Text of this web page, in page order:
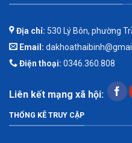
Địa chỉ: 530 Lý Bôn, phường
Email:
Điện thoại: 0346.360.808
Liên kết mạng xã hội:
THỐNG KÊ TRUY CẬP